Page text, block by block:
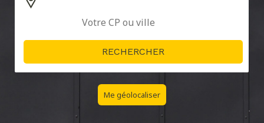
Me géolocaliser